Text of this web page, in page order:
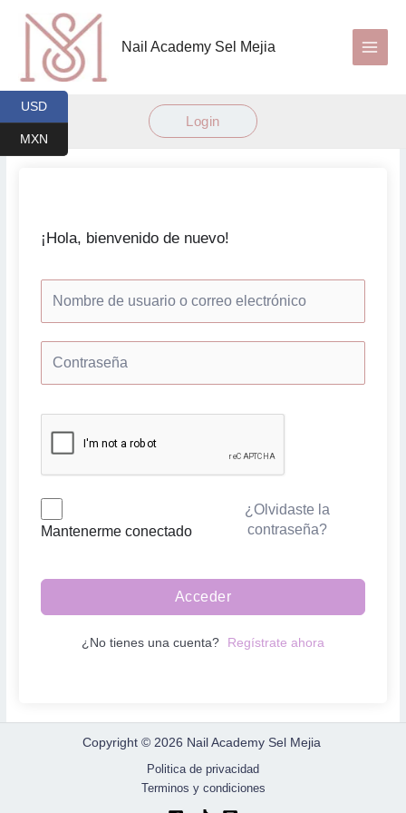
contenido
Nail Academy Sel Mejia
Login
¡Hola, bienvenido de nuevo!
Mantenerme conectado
¿Olvidaste la
contraseña?
Acceder
¿No tienes una cuenta? Regístrate ahora
Copyright © 2026 Nail Academy Sel Mejia
Politica de privacidad
Terminos y condiciones
USD
MXN